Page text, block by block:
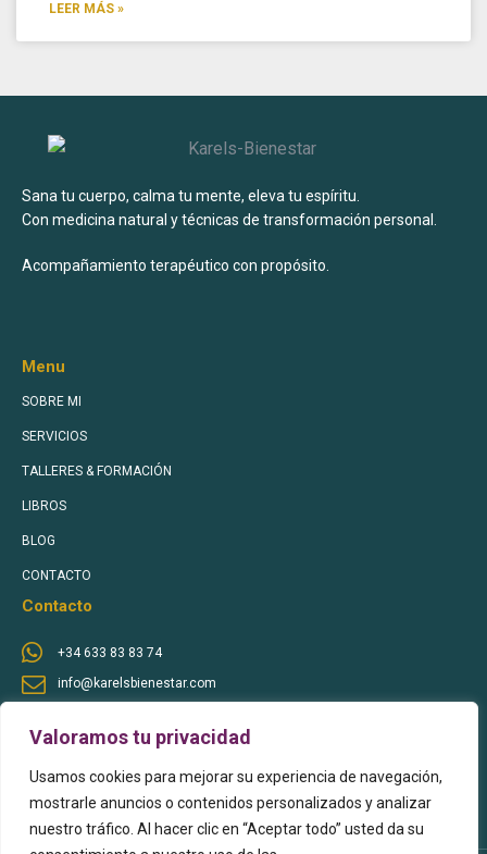
Valoramos tu privacidad
Usamos cookies para mejorar su experiencia de navegación,
mostrarle anuncios o contenidos personalizados y analizar
nuestro tráfico. Al hacer clic en “Aceptar todo” usted da su
LEER MÁS »
Sana tu cuerpo, calma tu mente, eleva tu espíritu.
Con medicina natural y técnicas de transformación personal.
Acompañamiento terapéutico con propósito.
Menu
SOBRE MI
SERVICIOS
TALLERES & FORMACIÓN
LIBROS
BLOG
CONTACTO
Contacto
+34 633 83 83 74
info@karelsbienestar.com
Sígueme en Redes Sociales